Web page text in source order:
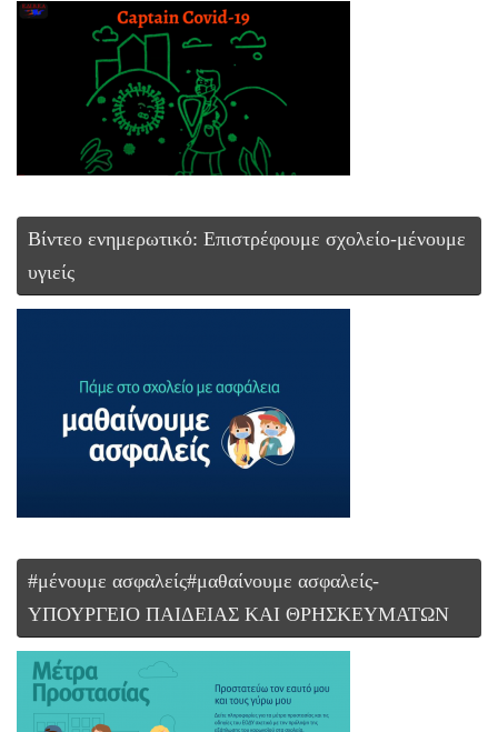
Βίντεο ενημερωτικό: Επιστρέφουμε σχολείο-μένουμε
υγιείς
#μένουμε ασφαλείς#μαθαίνουμε ασφαλείς-
ΥΠΟΥΡΓΕΙΟ ΠΑΙΔΕΙΑΣ ΚΑΙ ΘΡΗΣΚΕΥΜΑΤΩΝ